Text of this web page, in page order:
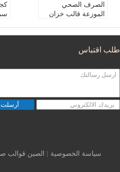
الصرف الصحي
الموزعة قالب خزان
ع يعتمد على طلب الع
رمز النظام المنسق:8
480790090
عميل تتطلب
علامة تجارية:
طلب اقتباس
أرسلت
سياسة الخصوصية | الصين قوالب